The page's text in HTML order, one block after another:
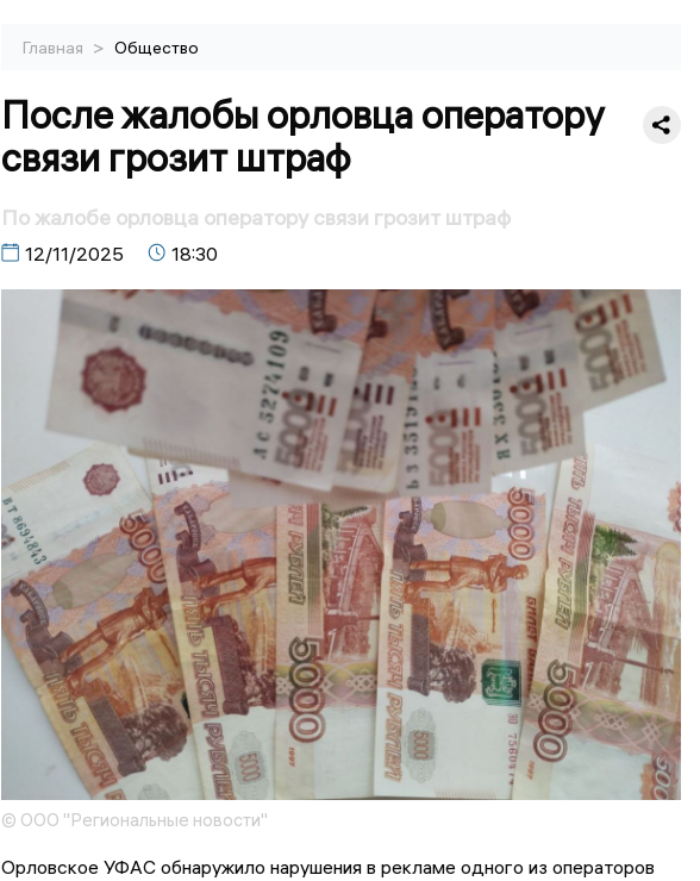
Главная > Общество
После жалобы орловца оператору
связи грозит штраф
По жалобе орловца оператору связи грозит штраф
12/11/2025 18:30
© ООО "Региональные новости"
Орловское УФАС обнаружило нарушения в рекламе одного из операторов